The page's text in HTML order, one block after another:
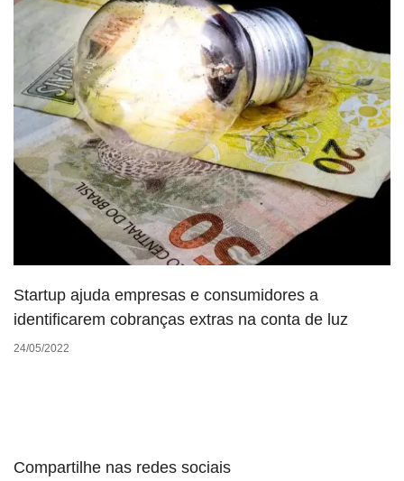
Startup ajuda empresas e consumidores a
identificarem cobranças extras na conta de luz
24/05/2022
Compartilhe nas redes sociais